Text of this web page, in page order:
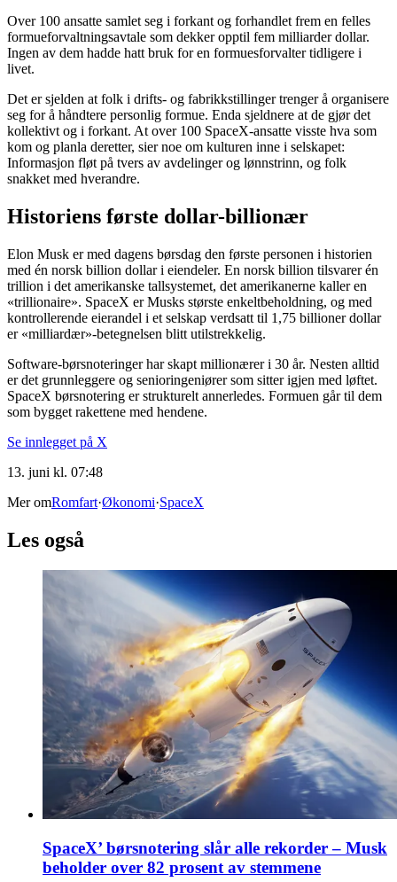
Over 100 ansatte samlet seg i forkant og forhandlet frem en felles
formueforvaltningsavtale som dekker opptil fem milliarder dollar.
Ingen av dem hadde hatt bruk for en formuesforvalter tidligere i
livet.
Det er sjelden at folk i drifts- og fabrikkstillinger trenger å organisere
seg for å håndtere personlig formue. Enda sjeldnere at de gjør det
kollektivt og i forkant. At over 100 SpaceX-ansatte visste hva som
kom og planla deretter, sier noe om kulturen inne i selskapet:
Informasjon fløt på tvers av avdelinger og lønnstrinn, og folk
snakket med hverandre.
Historiens første dollar-billionær
Elon Musk er med dagens børsdag den første personen i historien
med én norsk billion dollar i eiendeler. En norsk billion tilsvarer én
trillion i det amerikanske tallsystemet, det amerikanerne kaller en
«trillionaire». SpaceX er Musks største enkeltbeholdning, og med
kontrollerende eierandel i et selskap verdsatt til 1,75 billioner dollar
er «milliardær»-betegnelsen blitt utilstrekkelig.
Software-børsnoteringer har skapt millionærer i 30 år. Nesten alltid
er det grunnleggere og senioringeniører som sitter igjen med løftet.
SpaceX børsnotering er strukturelt annerledes. Formuen går til dem
som bygget rakettene med hendene.
Se innlegget på X
13. juni kl. 07:48
Mer omRomfart·Økonomi·SpaceX
Les også
SpaceX’ børsnotering slår alle rekorder – Musk
beholder over 82 prosent av stemmene